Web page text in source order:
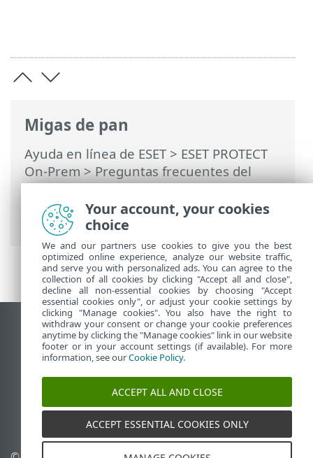
Migas de pan
Ayuda en línea de ESET> ESET PROTECT
On-Prem>Preguntas frecuentes del
Aparato Virtual de ESET PROTECT> Error
con ESET PROTECT On-Prem ejecutado en
un servidor Hyper-V 2012 R2
Ver sitio del escritorio
End of Life
Base de conocimiento de ESET
Foro de ESET
ESET Status Portal
Soporte regional
Your account, your cookies
choice
We and our partners use cookies to give you the best
optimized online experience, analyze our website traffic,
and serve you with personalized ads. You can agree to the
collection of all cookies by clicking "Accept all and close",
decline all non-essential cookies by choosing "Accept
essential cookies only", or adjust your cookie settings by
clicking "Manage cookies". You also have the right to
withdraw your consent or change your cookie preferences
anytime by clicking the "Manage cookies" link in our website
footer or in your account settings (if available). For more
information, see ourCookie Policy.
ACCEPT ALL AND CLOSE
ACCEPT ESSENTIAL COOKIES ONLY